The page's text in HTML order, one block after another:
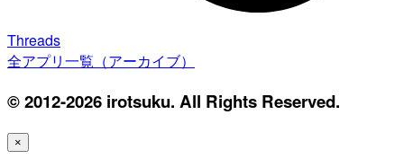
Threads
全アプリ一覧（アーカイブ）
© 2012-2026 irotsuku. All Rights Reserved.
×